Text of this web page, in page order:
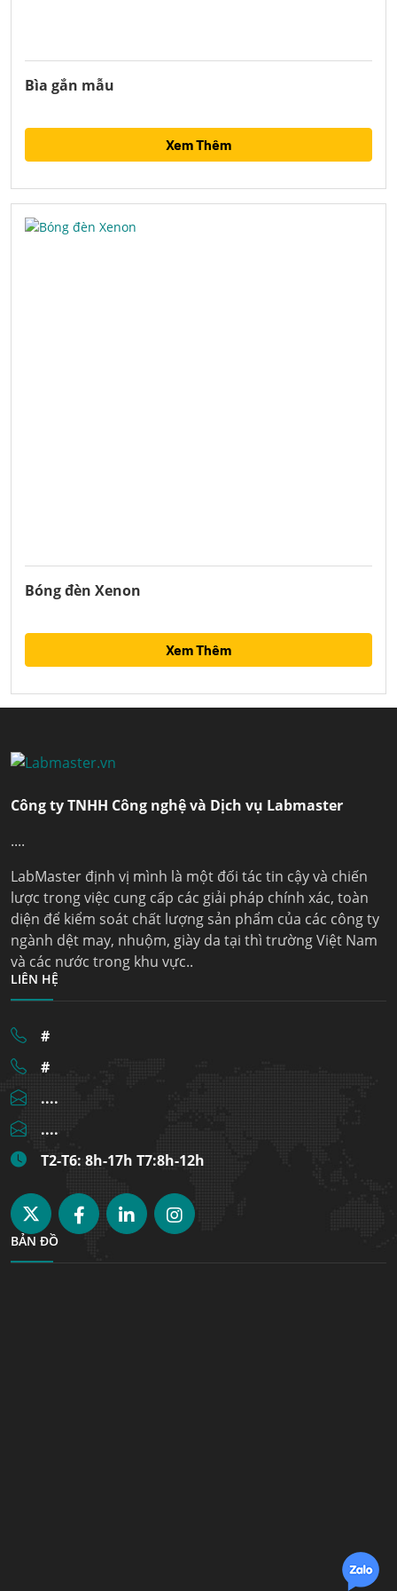
Bìa gắn mẫu
Xem Thêm
Bóng đèn Xenon
Xem Thêm
Công ty TNHH Công nghệ và Dịch vụ Labmaster
....
LabMaster định vị mình là một đối tác tin cậy và chiến
lược trong việc cung cấp các giải pháp chính xác, toàn
diện để kiểm soát chất lượng sản phẩm của các công ty
ngành dệt may, nhuộm, giày da tại thì trường Việt Nam
và các nước trong khu vực..
LIÊN HỆ
#
#
....
....
T2-T6: 8h-17h T7:8h-12h
BẢN ĐỒ